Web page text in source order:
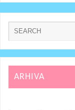
ARHIVA